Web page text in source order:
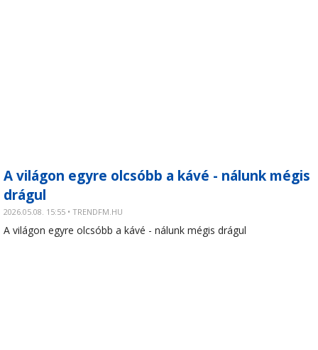
A világon egyre olcsóbb a kávé - nálunk mégis
drágul
2026.05.08. 15:55 • TRENDFM.HU
A világon egyre olcsóbb a kávé - nálunk mégis drágul